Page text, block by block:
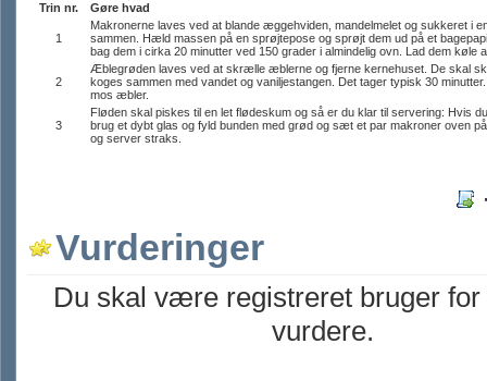
Trin nr. Gøre hvad
1
Makronerne laves ved at blande æggehviden, mandelmelet og sukkeret i
sammen. Hæld massen på en sprøjtepose og sprøjt dem ud på et
bag dem i cirka 20 minutter ved 150 grader i almindelig ovn. Lad dem køle
2
Æblegrøden laves ved at skrælle æblerne og fjerne kernehuset. De skal
koges sammen med vandet og vaniljestangen. Det tager typisk 30
mos æbler.
3
Fløden skal piskes til en let flødeskum og så er du klar til servering: Hvis
brug et dybt glas og fyld bunden med grød og sæt et par makroner oven
og server straks.
Vurderinger
Du skal være registreret bruger for
vurdere.